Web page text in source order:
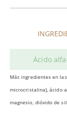
Ácido
Más ingredientes en
microcristalina), ácido
magnesio, dióxido de